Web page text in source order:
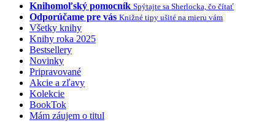
Knihomoľský pomocník Spýtajte sa Sherlocka, čo čítať
Odporúčame pre vás Knižné tipy ušité na mieru vám
Všetky knihy
Knihy roka 2025
Bestsellery
Novinky
Pripravované
Akcie a zľavy
Kolekcie
BookTok
Mám záujem o titul